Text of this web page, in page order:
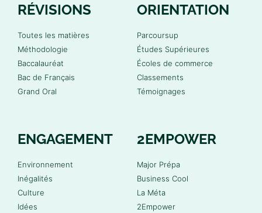
RÉVISIONS
Toutes les matières
Méthodologie
Baccalauréat
Bac de Français
Grand Oral
ORIENTATION
Parcoursup
Études Supérieures
Écoles de commerce
Classements
Témoignages
ENGAGEMENT
Environnement
Inégalités
Culture
Idées
2EMPOWER
Major Prépa
Business Cool
La Méta
2Empower